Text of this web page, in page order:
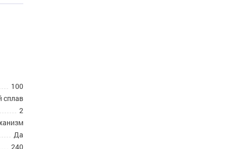
100
сплав
2
Да
240